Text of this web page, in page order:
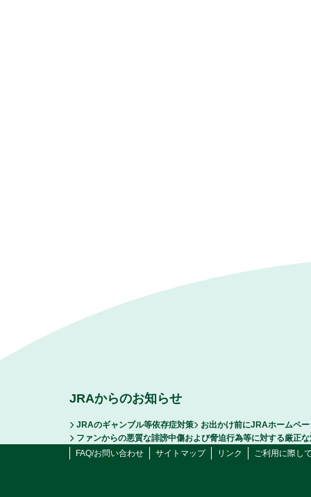
JRAからのお知らせ
JRAのギャンブル等依存症対策
お出かけ前にJRAホームペ
ファンからの悪質な誹謗中傷および脅迫行為等に対する厳正
FAQ/お問い合わせ
サイトマップ リンク ご利用に際し